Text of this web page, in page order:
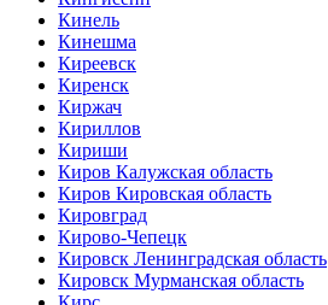
Кинель
Кинешма
Киреевск
Киренск
Киржач
Кириллов
Кириши
Киров Калужская область
Киров Кировская область
Кировград
Кирово-Чепецк
Кировск Ленинградская область
Кировск Мурманская область